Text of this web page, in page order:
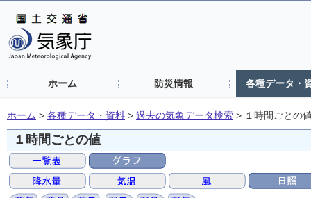
ホーム 防災情報 各種データ・
ホーム > 各種データ・資料 > 過去の気象データ検索 > １時間ごとの
１時間ごとの値